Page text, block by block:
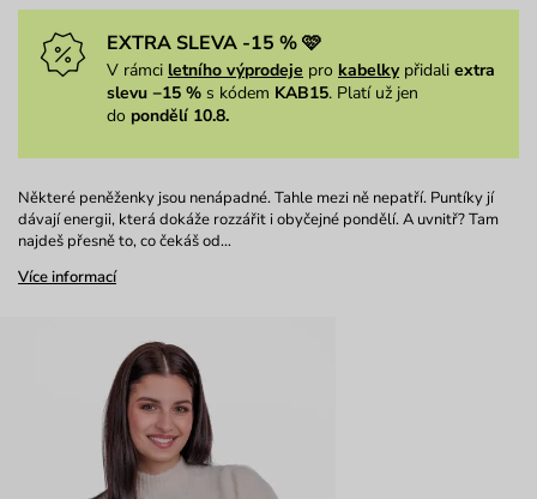
EXTRA SLEVA -15 % 🩷
V rámci letního výprodeje pro kabelkypřidali extra
slevu −15 % s kódem KAB15. Platí už jen
do pondělí 10.8.
Některé peněženky jsou nenápadné. Tahle mezi ně nepatří. Puntíky jí
dávají energii, která dokáže rozzářit i obyčejné pondělí. A uvnitř? Tam
najdeš přesně to, co čekáš od…
Více informací